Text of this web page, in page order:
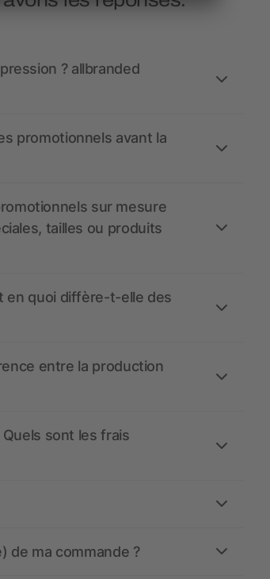
? allbranded
promotionnels avant la
sur mesure
tailles ou produits
en quoi diffère-t-elle des
entre la production
sont les frais
de ma commande ?